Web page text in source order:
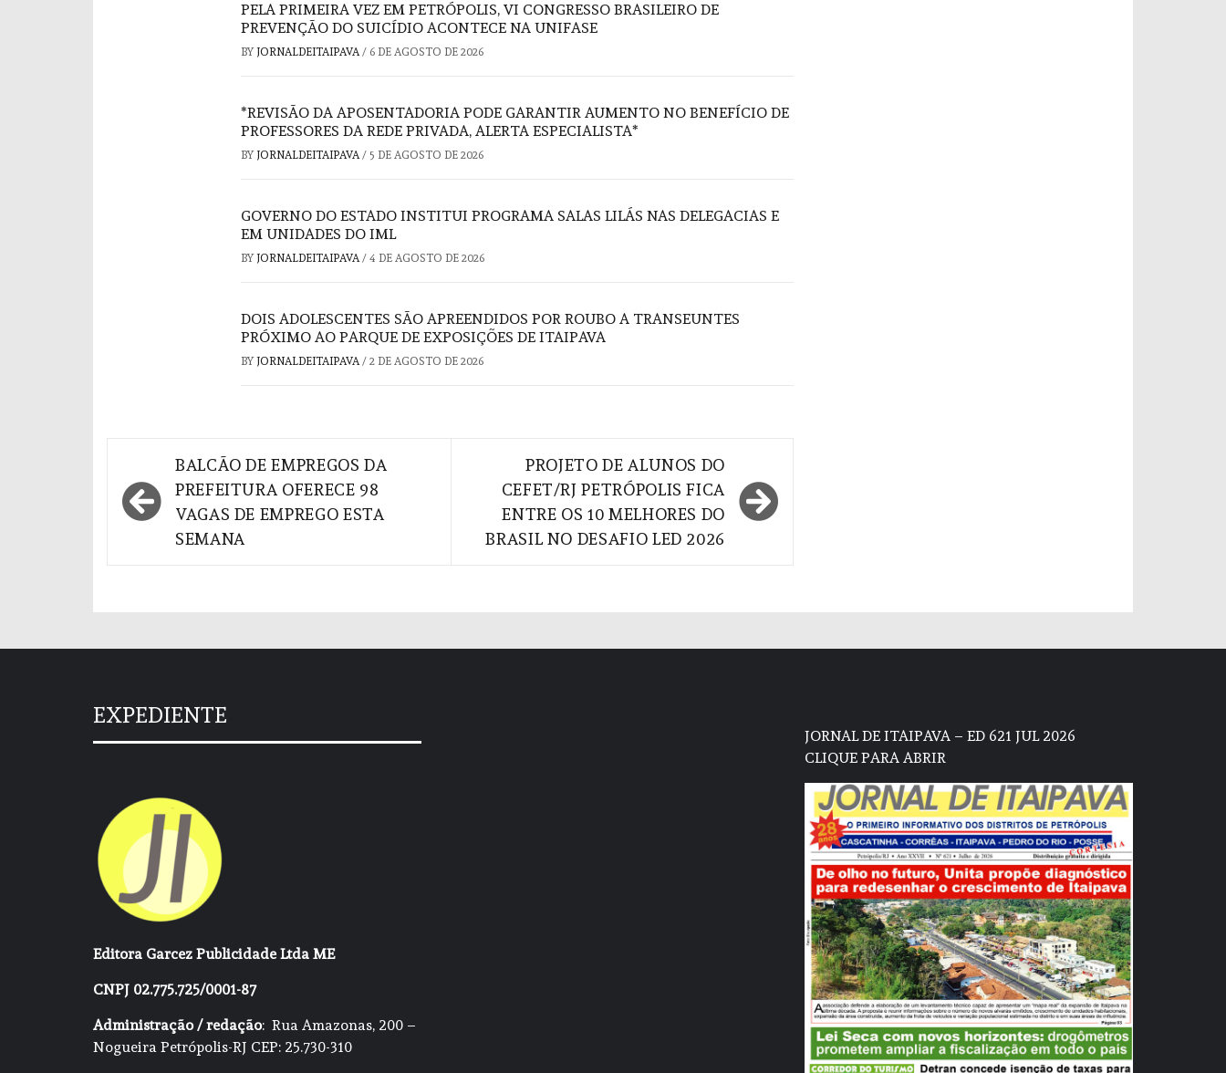
PELA PRIMEIRA VEZ EM PETRÓPOLIS, VI CONGRESSO BRASILEIRO DE
PREVENÇÃO DO SUICÍDIO ACONTECE NA UNIFASE
BY JORNALDEITAIPAVA/ 6 DE AGOSTO DE 2026
*REVISÃO DA APOSENTADORIA PODE GARANTIR AUMENTO NO BENEFÍCIO DE
PROFESSORES DA REDE PRIVADA, ALERTA ESPECIALISTA*
BY JORNALDEITAIPAVA/ 5 DE AGOSTO DE 2026
GOVERNO DO ESTADO INSTITUI PROGRAMA SALAS LILÁS NAS DELEGACIAS E
EM UNIDADES DO IML
BY JORNALDEITAIPAVA/ 4 DE AGOSTO DE 2026
DOIS ADOLESCENTES SÃO APREENDIDOS POR ROUBO A TRANSEUNTES
PRÓXIMO AO PARQUE DE EXPOSIÇÕES DE ITAIPAVA
BY JORNALDEITAIPAVA/ 2 DE AGOSTO DE 2026
Navegação
de
Post
BALCÃO DE EMPREGOS DA
PREFEITURA OFERECE 98
VAGAS DE EMPREGO ESTA
SEMANA
PROJETO DE ALUNOS DO
CEFET/RJ PETRÓPOLIS FICA
ENTRE OS 10 MELHORES DO
BRASIL NO DESAFIO LED 2026
EXPEDIENTE
Editora Garcez Publicidade Ltda ME
CNPJ 02.775.725/0001-87
Administração / redação: Rua Amazonas, 200 –
Nogueira Petrópolis-RJ CEP: 25.730-310
JORNAL DE ITAIPAVA – ED 621 JUL 2026
CLIQUE PARA ABRIR